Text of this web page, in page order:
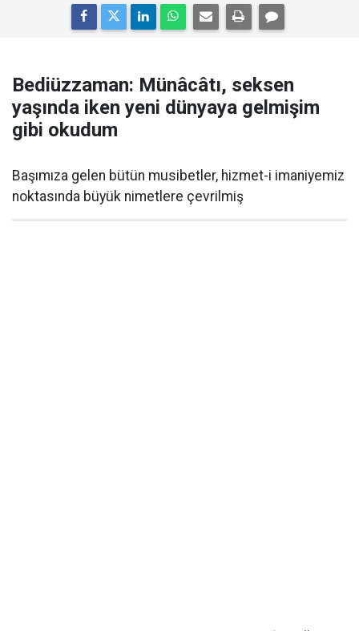
Bediüzzaman: Münâcâtı, seksen
yaşında iken yeni dünyaya gelmişim
gibi okudum
Başımıza gelen bütün musibetler, hizmet-i imaniyemiz
noktasında büyük nimetlere çevrilmiş